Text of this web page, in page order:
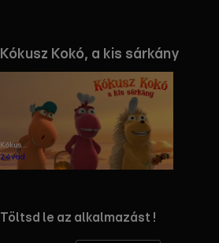
Kókusz Kokó, a kis sárkány
Kókusz
Kokó, a
kis
2 évad
RTL+ useful links.
Töltsd le az alkalmazást !